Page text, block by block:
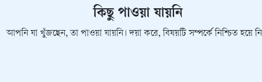
কিছু পাওয়া যায়নি
আপনি যা খুঁজছেন, তা পাওয়া যায়নি। দয়া করে, বিষয়টি সম্পর্কে নিশ্চিত হয়ে